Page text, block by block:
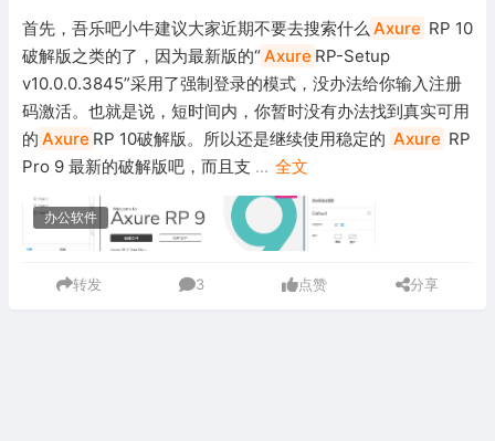
安全防御
系统下载
系统工具
首先，吾乐吧小牛建议大家近期不要去搜索什么 Axure RP 10
破解版之类的了，因为最新版的“Axure RP-Setup
v10.0.0.3845”采用了强制登录的模式，没办法给你输入注册
码激活。也就是说，短时间内，你暂时没有办法找到真实可用
的 Axure RP 10破解版。所以还是继续使用稳定的 Axure RP
Pro 9 最新的破解版吧，而且支 ... 全文
办公软件
转发 3 点赞 分享